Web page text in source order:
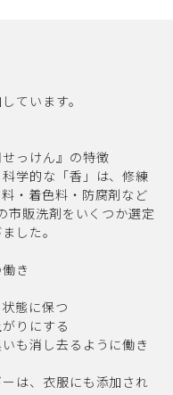
ています。
っけん』の特徴
学的な「香」は、修練
・着色料・防腐剤など
市販洗剤をいくつか選定
した。
き
態に保つ
りにする
も消し去るように働き
は、衣服にも添加され